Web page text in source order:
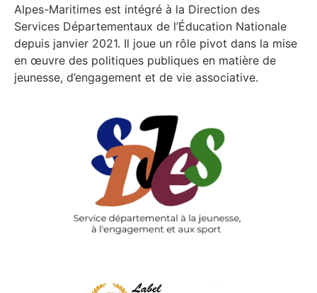
Alpes-Maritimes est intégré à la Direction des
Services Départementaux de l’Éducation Nationale
depuis janvier 2021. Il joue un rôle pivot dans la mise
en œuvre des politiques publiques en matière de
jeunesse, d’engagement et de vie associative.